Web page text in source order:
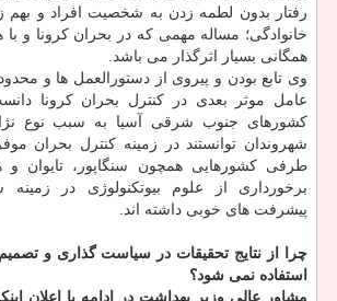
رفتار بدون لطمه زدن به شخصیت افراد و
خانوادگی؛ مساله مهمی که در بحران کرونا و با
همگانی بسیار اثرگذار می باشد.
وی تابع بودن و پیروی از دستورالعمل ها و
عامل موثر بعدی در کنترل بحران کرونا
کشورهای جنوب شرقی آسیا به سبب نوع
شهروندان توانستند در زمینه کنترل بحران
طرفی کشورهایی همچون سنگاپور، تایوان
برخورداری از علوم بیوتکنولوژی در
پیشرفت های خوبی داشته اند.
چرا از نتایج تحقیقات در سیاست گذاری و
استفاده نمی شود؟
مشاور عالی وزیر بهداشت در ادامه با اعلان